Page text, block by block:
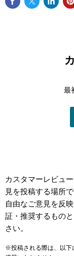
最
カスタマーレビュ
見を投稿する場所
自由なご意見を反
証・推奨するもの
さい。
※投稿される際は、以下